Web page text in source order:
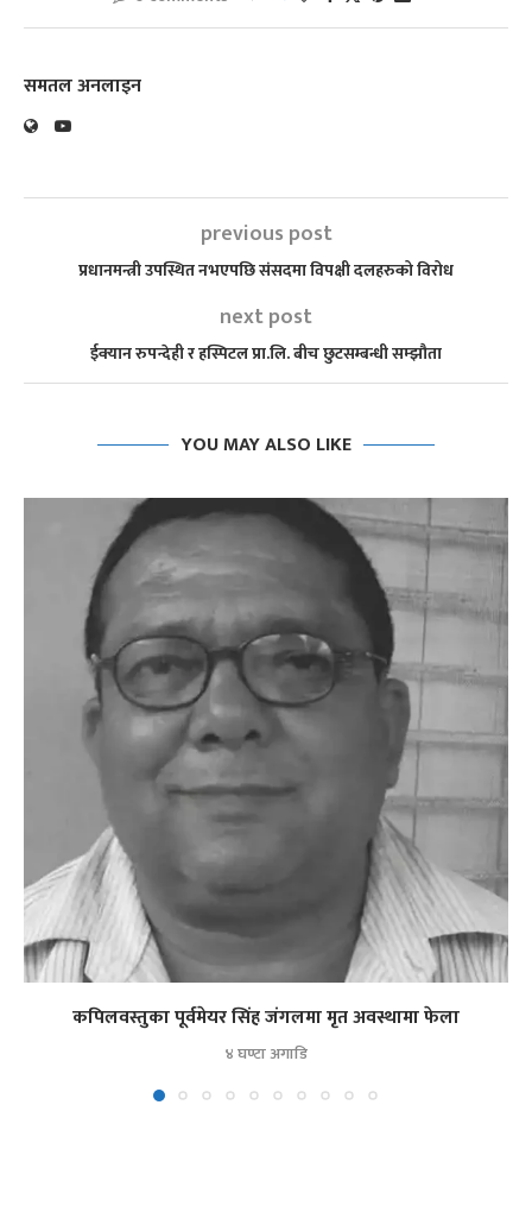
समतल अनलाइन
previous post
प्रधानमन्त्री उपस्थित नभएपछि संसदमा विपक्षी दलहरुको विरोध
next post
ईक्यान रुपन्देही र हस्पिटल प्रा.लि. बीच छुटसम्बन्धी सम्झौता
YOU MAY ALSO LIKE
कपिलवस्तुका पूर्वमेयर सिंह जंगलमा मृत अवस्थामा फेला
४ घण्टा अगाडि